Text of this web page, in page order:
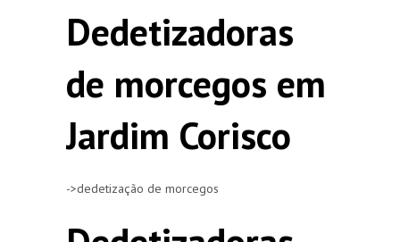
Dedetizadoras
de morcegos em
Jardim Corisco
->dedetização de morcegos